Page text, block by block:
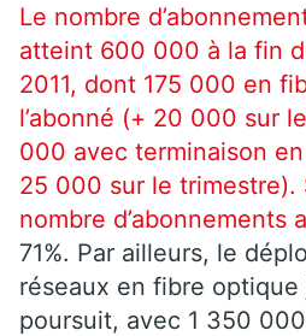
Le nombre
atteint 600 000 à la fin
2011, dont 175 000 en
l’abonné (+ 20 000 sur
000 avec terminaison
25 000 sur le trimestre).
nombre d’abonnements
71%. Par ailleurs, le
réseaux en fibre optique
poursuit, avec 1 350